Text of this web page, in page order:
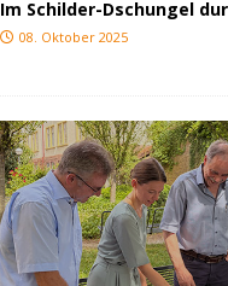
Im Schilder-Dschungel
08. Oktober 2025